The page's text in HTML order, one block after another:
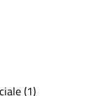
(1)